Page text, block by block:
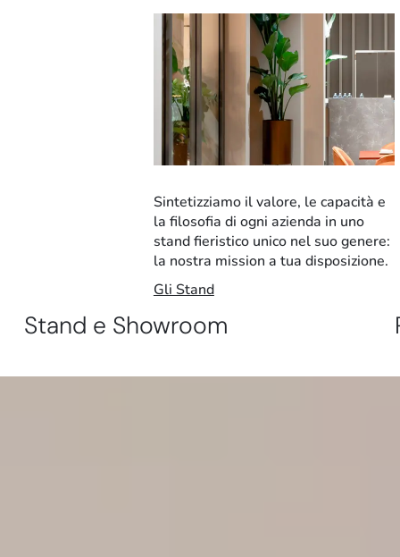
Stand e Showroom
Sintetizziamo il valore, le capacità e
la filosofia di ogni azienda in uno
stand fieristico unico nel suo genere:
la nostra mission a tua disposizione.
Gli Stand